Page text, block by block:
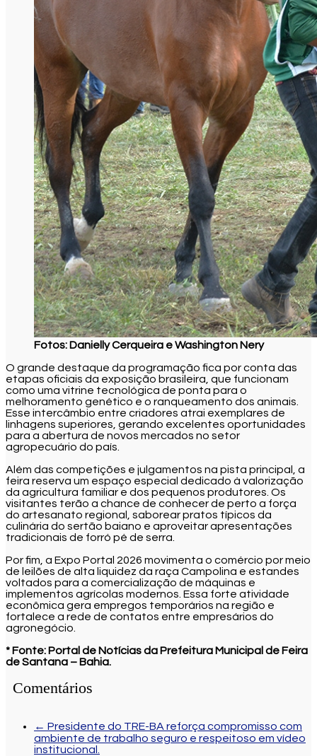
Fotos: Danielly Cerqueira e Washington Nery
O grande destaque da programação fica por conta das
etapas oficiais da exposição brasileira, que funcionam
como uma vitrine tecnológica de ponta para o
melhoramento genético e o ranqueamento dos animais.
Esse intercâmbio entre criadores atrai exemplares de
linhagens superiores, gerando excelentes oportunidades
para a abertura de novos mercados no setor
agropecuário do país.
Além das competições e julgamentos na pista principal, a
feira reserva um espaço especial dedicado à valorização
da agricultura familiar e dos pequenos produtores. Os
visitantes terão a chance de conhecer de perto a força
do artesanato regional, saborear pratos típicos da
culinária do sertão baiano e aproveitar apresentações
tradicionais de forró pé de serra.
Por fim, a Expo Portal 2026 movimenta o comércio por meio
de leilões de alta liquidez da raça Campolina e estandes
voltados para a comercialização de máquinas e
implementos agrícolas modernos. Essa forte atividade
econômica gera empregos temporários na região e
fortalece a rede de contatos entre empresários do
agronegócio.
* Fonte: Portal de Notícias da Prefeitura Municipal de Feira
de Santana – Bahia.
Comentários
← Presidente do TRE-BA reforça compromisso com
ambiente de trabalho seguro e respeitoso em vídeo
institucional.